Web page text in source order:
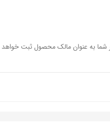
شما به عنوان مالک محصول ثبت